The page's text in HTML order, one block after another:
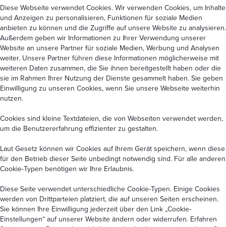
Diese Webseite verwendet Cookies. Wir verwenden Cookies, um Inhalte
und Anzeigen zu personalisieren, Funktionen für soziale Medien
anbieten zu können und die Zugriffe auf unsere Website zu analysieren.
Außerdem geben wir Informationen zu Ihrer Verwendung unserer
Website an unsere Partner für soziale Medien, Werbung und Analysen
weiter. Unsere Partner führen diese Informationen möglicherweise mit
weiteren Daten zusammen, die Sie ihnen bereitgestellt haben oder die
sie im Rahmen Ihrer Nutzung der Dienste gesammelt haben. Sie geben
Einwilligung zu unseren Cookies, wenn Sie unsere Webseite weiterhin
nutzen.
Cookies sind kleine Textdateien, die von Webseiten verwendet werden,
um die Benutzererfahrung effizienter zu gestalten.
Laut Gesetz können wir Cookies auf Ihrem Gerät speichern, wenn diese
für den Betrieb dieser Seite unbedingt notwendig sind. Für alle anderen
Cookie-Typen benötigen wir Ihre Erlaubnis.
Diese Seite verwendet unterschiedliche Cookie-Typen. Einige Cookies
werden von Drittparteien platziert, die auf unseren Seiten erscheinen.
Sie können Ihre Einwilligung jederzeit über den Link „Cookie-
Einstellungen“ auf unserer Website ändern oder widerrufen. Erfahren